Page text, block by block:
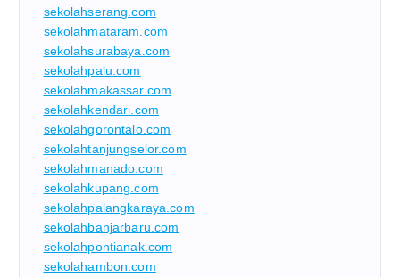
sekolahserang.com
sekolahmataram.com
sekolahsurabaya.com
sekolahpalu.com
sekolahmakassar.com
sekolahkendari.com
sekolahgorontalo.com
sekolahtanjungselor.com
sekolahmanado.com
sekolahkupang.com
sekolahpalangkaraya.com
sekolahbanjarbaru.com
sekolahpontianak.com
sekolahambon.com